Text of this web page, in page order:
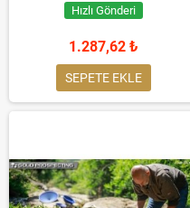
Hızlı Gönderi
1.287,62 ₺
SEPETE EKLE